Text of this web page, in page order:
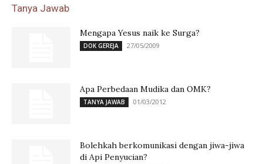
Tanya Jawab
Mengapa Yesus naik ke Surga?
DOK GEREJA 27/05/2009
Apa Perbedaan Mudika dan OMK?
TANYA JAWAB 01/03/2012
Bolehkah berkomunikasi dengan jiwa-jiwa
di Api Penyucian?